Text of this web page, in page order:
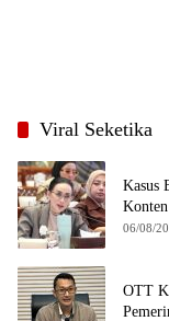
Viral Seketika
Kasus
06/08/
OTT